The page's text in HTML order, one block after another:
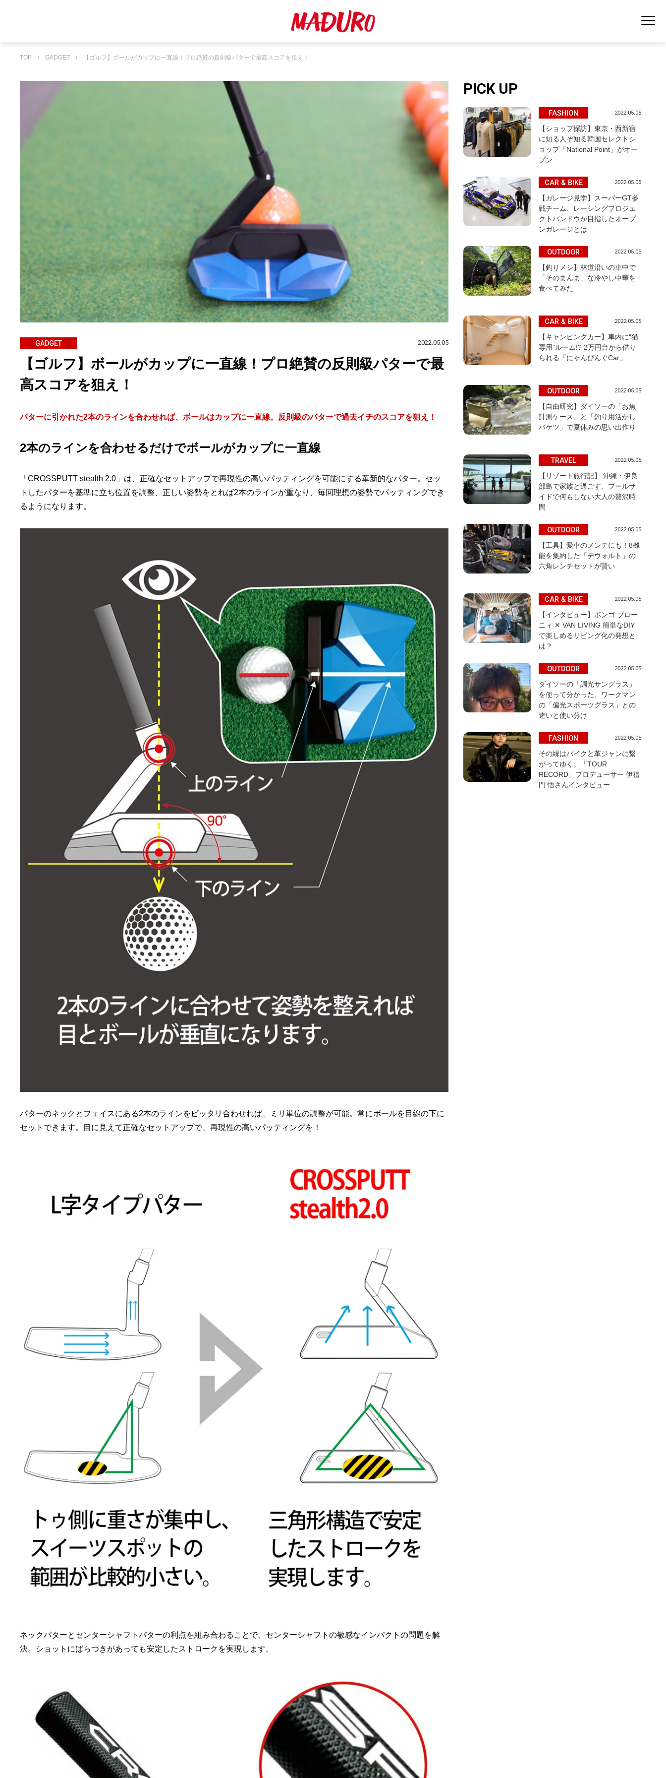
TOP / GADGET / 【ゴルフ】ボールがカップに一直線！プロ絶賛の反則級パターで最高スコアを狙え！
GADGET 2022.05.05
【ゴルフ】ボールがカップに一直線！プロ絶賛の反則級パターで最
高スコアを狙え！
パターに引かれた2本のラインを合わせれば、ボールはカップに一直線。反則級のパターで過去イチのスコアを狙え！
2本のラインを合わせるだけでボールがカップに一直線
「CROSSPUTT stealth 2.0」は、正確なセットアップで再現性の高いパッティングを可能にする革新的なパター。セッ
トしたパターを基準に立ち位置を調整、正しい姿勢をとれば2本のラインが重なり、毎回理想の姿勢でパッティングでき
るようになります。
パターのネックとフェイスにある2本のラインをピッタリ合わせれば、ミリ単位の調整が可能。常にボールを目線の下に
セットできます。目に見えて正確なセットアップで、再現性の高いパッティングを！
ネックパターとセンターシャフトパターの利点を組み合わることで、センターシャフトの敏感なインパクトの問題を解
決。ショットにばらつきがあっても安定したストロークを実現します。
PICK UP
FASHION 2022.05.05
【ショップ探訪】東京・西新宿
に知る人ぞ知る韓国セレクトシ
ョップ「National Point」がオー
プン
CAR & BIKE 2022.05.05
【ガレージ見学】スーパーGT参
戦チーム、レーシングプロジェ
クトバンドウが目指したオープ
ンガレージとは
OUTDOOR 2022.05.05
【釣りメシ】林道沿いの車中で
「そのまんま」な冷やし中華を
食べてみた
CAR & BIKE 2022.05.05
【キャンピングカー】車内に“猫
専用”ルーム!? 2万円台から借り
られる「にゃんぴんぐCar」
OUTDOOR 2022.05.05
【自由研究】ダイソーの「お魚
計測ケース」と「釣り用活かし
バケツ」で夏休みの思い出作り
TRAVEL 2022.05.05
【リゾート旅行記】 沖縄・伊良
部島で家族と過ごす、プールサ
イドで何もしない大人の贅沢時
間
OUTDOOR 2022.05.05
【工具】愛車のメンテにも！8機
能を集約した「デウォルト」の
六角レンチセットが賢い
CAR & BIKE 2022.05.05
【インタビュー】ボンゴ ブロー
ニィ ✕ VAN LIVING 簡単なDIY
で楽しめるリビング化の発想と
は？
OUTDOOR 2022.05.05
ダイソーの「調光サングラス」
を使って分かった、ワークマン
の「偏光スポーツグラス」との
違いと使い分け
FASHION 2022.05.05
その縁はバイクと革ジャンに繋
がってゆく。「TOUR
RECORD」プロデューサー 伊禮
門 悟さんインタビュー